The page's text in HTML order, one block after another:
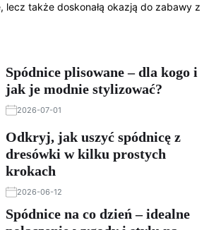
lecz także doskonałą okazją do zabawy z
Spódnice plisowane – dla kogo i
jak je modnie stylizować?
2026-07-01
Odkryj, jak uszyć spódnicę z
dresówki w kilku prostych
krokach
2026-06-12
Spódnice na co dzień – idealne